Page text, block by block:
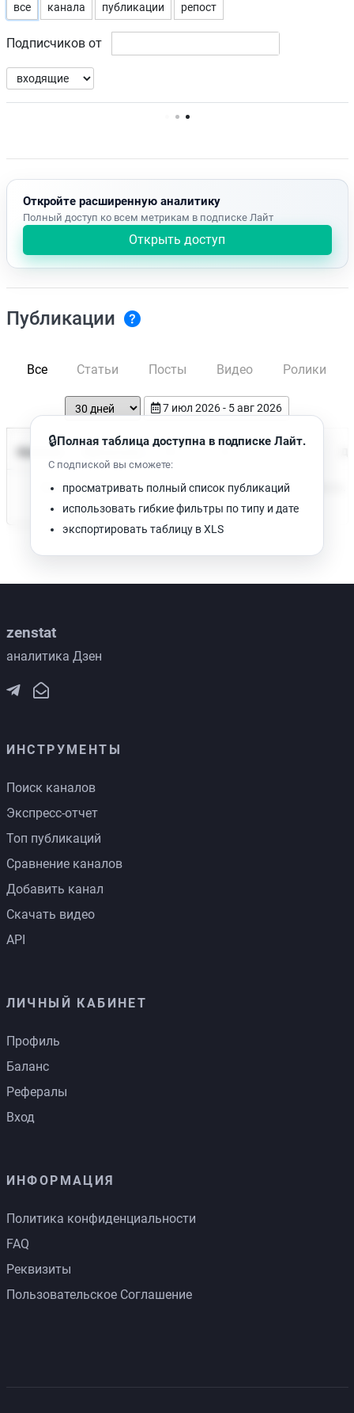
все канала публикации репост
Подписчиков от
Нет доступных упоминаний.
Откройте расширенную аналитику
Полный доступ ко всем метрикам в подписке Лайт
Открыть доступ
Публикации
Все Статьи Посты Видео Ролики
7 июл 2026 - 5 авг 2026
Время чтения
Нет доступных публикаций. Попробуйте изменить фильтр.
🔒Полная таблица доступна в подписке Лайт.
С подпиской вы сможете:
просматривать полный список публикаций
использовать гибкие фильтры по типу и дате
экспортировать таблицу в XLS
zenstat
аналитика Дзен
ИНСТРУМЕНТЫ
Поиск каналов
Экспресс-отчет
Топ публикаций
Сравнение каналов
Добавить канал
Скачать видео
API
ЛИЧНЫЙ КАБИНЕТ
Профиль
Баланс
Рефералы
Вход
ИНФОРМАЦИЯ
Политика конфиденциальности
FAQ
Реквизиты
Пользовательское Соглашение